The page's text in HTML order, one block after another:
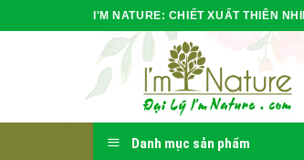
to
I'M NATURE: CHIẾT XUẤT THIÊN
Danh mục sản phẩm